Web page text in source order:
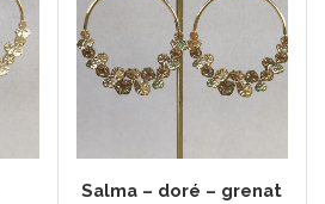
Salma – doré – grenat